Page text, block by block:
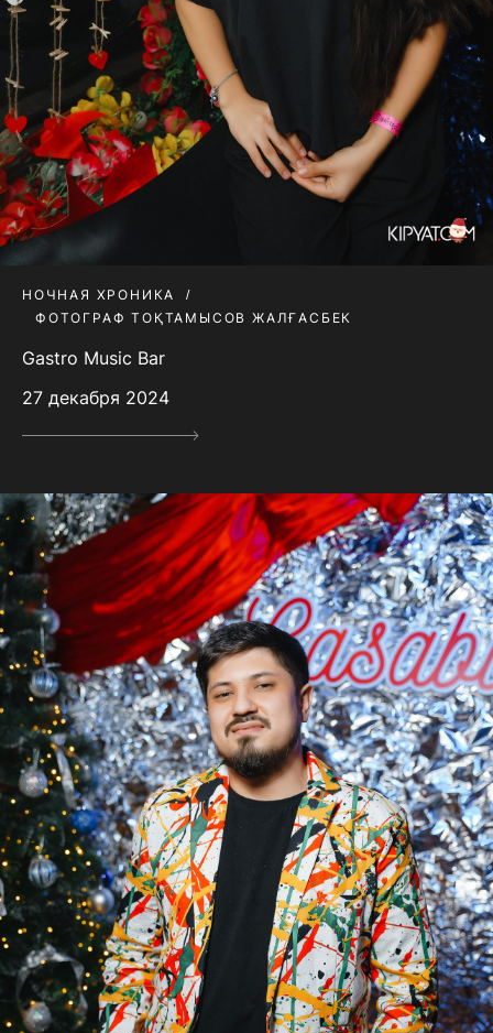
НОЧНАЯ ХРОНИКА
ФОТОГРАФ ТОҚТАМЫСОВ ЖАЛҒАСБЕК
Gastro Music Bar
27 декабря 2024